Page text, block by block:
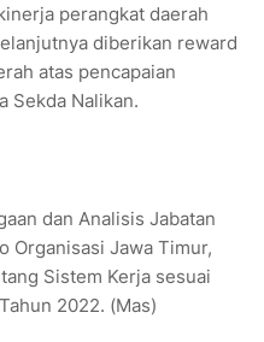
perangkat daerah
diberikan reward
atas pencapaian
Sekda Nalikan.
dan Analisis Jabatan
Organisasi Jawa Timur,
Sistem Kerja sesuai
2022. (Mas)